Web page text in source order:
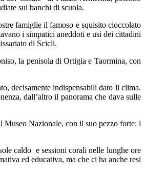
sui banchi di scuola.
famiglie il famoso e squisito cioccolato
i simpatici aneddoti e usi dei cittadini
di Scicli.
la penisola di Ortigia e Taormina, con
decisamente indispensabili dato il clima.
dall’altro il panorama che dava sulle
Museo Nazionale, con il suo pezzo forte: i
caldo e sessioni corali nelle lunghe ore
ed educativa, ma che ci ha anche resi